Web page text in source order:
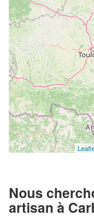
Nous
artisan à